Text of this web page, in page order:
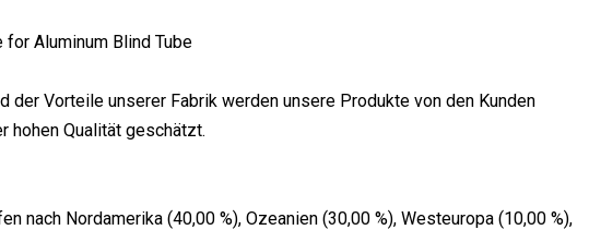
der Vorteile unserer Fabrik werden unsere Produkte von den Kunden
hohen Qualität geschätzt.
nach Nordamerika (40,00 %), Ozeanien (30,00 %), Westeuropa (10,00 %),